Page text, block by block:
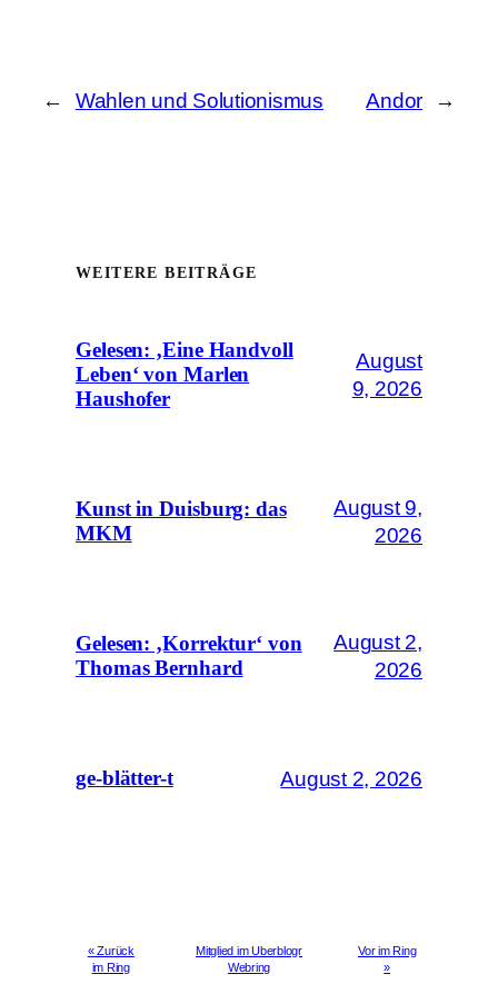
← Wahlen und Solutionismus Andor →
WEITERE BEITRÄGE
Gelesen: ‚Eine Handvoll
Leben‘ von Marlen
Haushofer
August
9, 2026
Kunst in Duisburg: das
MKM
August 9,
2026
Gelesen: ‚Korrektur‘ von
Thomas Bernhard
August 2,
2026
ge-blätter-t August 2, 2026
« Zurück
im Ring
Mitglied im Uberblogr
Webring
Vor im Ring
»